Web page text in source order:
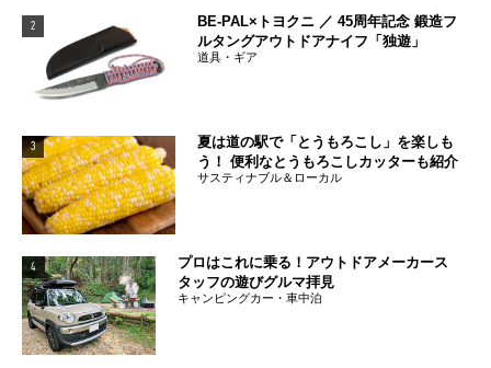
2
BE-PAL×トヨクニ ／ 45周年記念 鍛造フ
ルタングアウトドアナイフ「独遊」
道具・ギア
3
夏は道の駅で「とうもろこし」を楽しも
う！ 便利なとうもろこしカッターも紹介
サスティナブル＆ローカル
4
プロはこれに乗る！アウトドアメーカース
タッフの遊びグルマ拝見
キャンピングカー・車中泊